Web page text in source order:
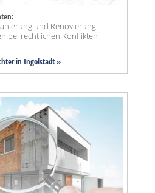
und Renovierung
bei rechtlichen Konflikten
in Ingolstadt »